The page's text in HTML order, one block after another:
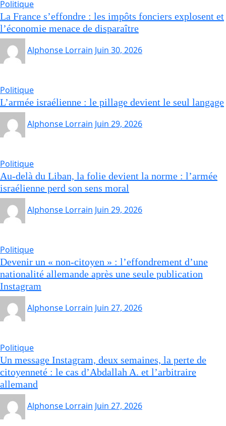
Politique
La France s’effondre : les impôts fonciers explosent et
l’économie menace de disparaître
Alphonse Lorrain Juin 30, 2026
Politique
L’armée israélienne : le pillage devient le seul langage
Alphonse Lorrain Juin 29, 2026
Politique
Au-delà du Liban, la folie devient la norme : l’armée
israélienne perd son sens moral
Alphonse Lorrain Juin 29, 2026
Politique
Devenir un « non-citoyen » : l’effondrement d’une
nationalité allemande après une seule publication
Instagram
Alphonse Lorrain Juin 27, 2026
Politique
Un message Instagram, deux semaines, la perte de
citoyenneté : le cas d’Abdallah A. et l’arbitraire
allemand
Alphonse Lorrain Juin 27, 2026